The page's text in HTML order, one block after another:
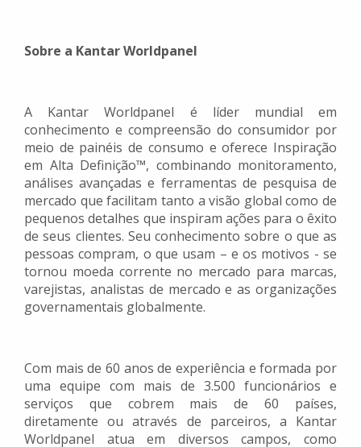
Sobre a Kantar Worldpanel
A Kantar Worldpanel é líder mundial em
conhecimento e compreensão do consumidor por
meio de painéis de consumo e oferece Inspiração
em Alta Definição™, combinando monitoramento,
análises avançadas e ferramentas de pesquisa de
mercado que facilitam tanto a visão global como de
pequenos detalhes que inspiram ações para o êxito
de seus clientes. Seu conhecimento sobre o que as
pessoas compram, o que usam – e os motivos - se
tornou moeda corrente no mercado para marcas,
varejistas, analistas de mercado e as organizações
governamentais globalmente.
Com mais de 60 anos de experiência e formada por
uma equipe com mais de 3.500 funcionários e
serviços que cobrem mais de 60 países,
diretamente ou através de parceiros, a Kantar
Worldpanel atua em diversos campos, como